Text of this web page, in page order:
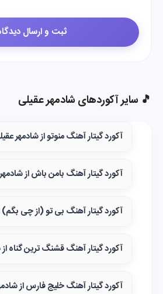
🎵 سایر آکوردهای شادمهر عقیلی
آکورد گیتار آهنگ منوتو از شادمهر
آکورد گیتار آهنگ بامن باش از
آکورد گیتار آهنگ بی تو (از چی بگم)
آکورد گیتار آهنگ قشنگ‌ ترین گناه
آکورد گیتار آهنگ خلیج فارس از